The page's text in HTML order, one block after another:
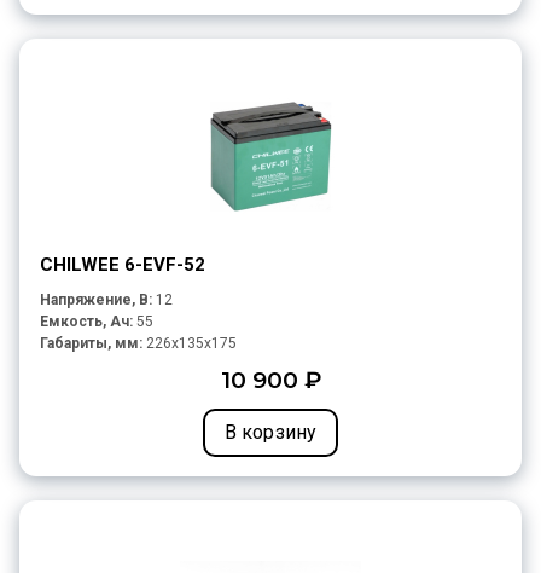
CHILWEE 6-EVF-52
Напряжение, В: 12
Емкость, Ач: 55
Габариты, мм: 226x135x175
10 900 ₽
В корзину